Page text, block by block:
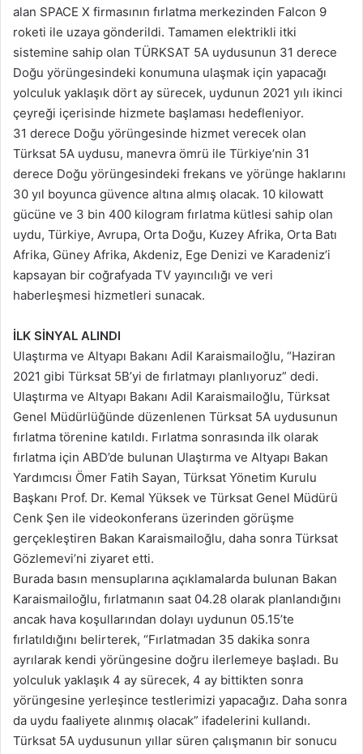
alan SPACE X firmasının fırlatma merkezinden Falcon 9
roketi ile uzaya gönderildi. Tamamen elektrikli itki
sistemine sahip olan TÜRKSAT 5A uydusunun 31 derece
Doğu yörüngesindeki konumuna ulaşmak için yapacağı
yolculuk yaklaşık dört ay sürecek, uydunun 2021 yılı ikinci
çeyreği içerisinde hizmete başlaması hedefleniyor.
31 derece Doğu yörüngesinde hizmet verecek olan
Türksat 5A uydusu, manevra ömrü ile Türkiye’nin 31
derece Doğu yörüngesindeki frekans ve yörünge haklarını
30 yıl boyunca güvence altına almış olacak. 10 kilowatt
gücüne ve 3 bin 400 kilogram fırlatma kütlesi sahip olan
uydu, Türkiye, Avrupa, Orta Doğu, Kuzey Afrika, Orta Batı
Afrika, Güney Afrika, Akdeniz, Ege Denizi ve Karadeniz’i
kapsayan bir coğrafyada TV yayıncılığı ve veri
haberleşmesi hizmetleri sunacak.
İLK SİNYAL ALINDI
Ulaştırma ve Altyapı Bakanı Adil Karaismailoğlu, “Haziran
2021 gibi Türksat 5B’yi de fırlatmayı planlıyoruz” dedi.
Ulaştırma ve Altyapı Bakanı Adil Karaismailoğlu, Türksat
Genel Müdürlüğünde düzenlenen Türksat 5A uydusunun
fırlatma törenine katıldı. Fırlatma sonrasında ilk olarak
fırlatma için ABD’de bulunan Ulaştırma ve Altyapı Bakan
Yardımcısı Ömer Fatih Sayan, Türksat Yönetim Kurulu
Başkanı Prof. Dr. Kemal Yüksek ve Türksat Genel Müdürü
Cenk Şen ile videokonferans üzerinden görüşme
gerçekleştiren Bakan Karaismailoğlu, daha sonra Türksat
Gözlemevi’ni ziyaret etti.
Burada basın mensuplarına açıklamalarda bulunan Bakan
Karaismailoğlu, fırlatmanın saat 04.28 olarak planlandığını
ancak hava koşullarından dolayı uydunun 05.15’te
fırlatıldığını belirterek, “Fırlatmadan 35 dakika sonra
ayrılarak kendi yörüngesine doğru ilerlemeye başladı. Bu
yolculuk yaklaşık 4 ay sürecek, 4 ay bittikten sonra
yörüngesine yerleşince testlerimizi yapacağız. Daha sonra
da uydu faaliyete alınmış olacak” ifadelerini kullandı.
Türksat 5A uydusunun yıllar süren çalışmanın bir sonucu